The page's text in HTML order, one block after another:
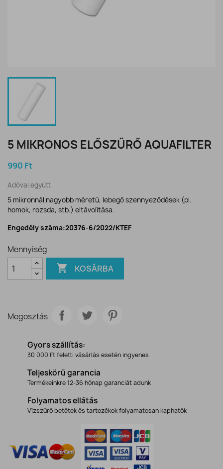
5 MIKRONOS ELŐSZŰRŐ AQUAFILTER
990 Ft
Adóval együtt
5 mikronnál nagyobb méretű, lebegő szennyeződések (pl.
homok, rozsda, stb.) eltávolítása.
Engedély száma:20376-6/2022/KTEF
Mennyiség
 KOSÁRBA
Megosztás
Gyors szállítás:
30 000 Ft feletti vásárlás esetén ingyenes
Teljeskörű garancia
Termékeinkre 12-36 hónap garanciát adunk
Folyamatos ellátás
Vízszűrő betétek és tartozékok folyamatosan kaphatók